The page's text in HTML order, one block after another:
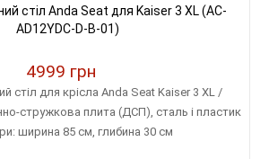
стіл Anda Seat для Kaiser 3 XL (AC-
AD12YDC-D-B-01)
4999 грн
стіл для крісла Anda Seat Kaiser 3 XL /
стружкова плита (ДСП), сталь і пластик
ширина 85 см, глибина 30 см